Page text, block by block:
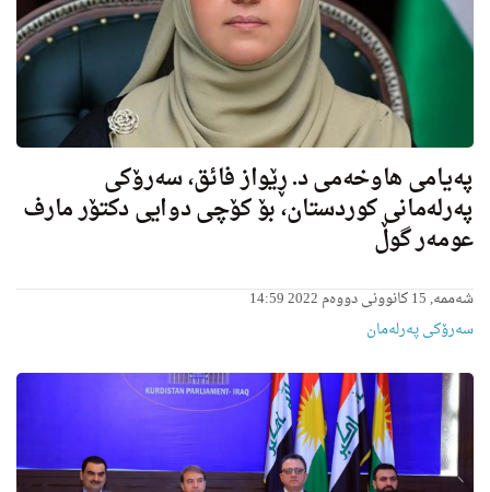
پەیامی هاوخەمی د. ڕێواز فائق، سەرۆکی
پەرلەمانی کوردستان، بۆ کۆچی دوایی دکتۆر مارف
عومەر گوڵ
شەممە, 15 کانوونی دووەم 2022 14:59
سەرۆکی پەرلەمان